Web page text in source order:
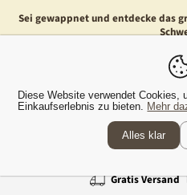
Sei gewappnet und entdecke das
Menü
Gratis Versand
Diese Website verwendet
Einkaufserlebnis zu bieten.Mehr
Alles klar